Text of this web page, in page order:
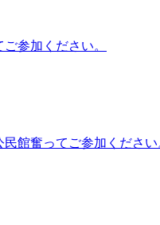
参加ください。
館奮ってご参加ください